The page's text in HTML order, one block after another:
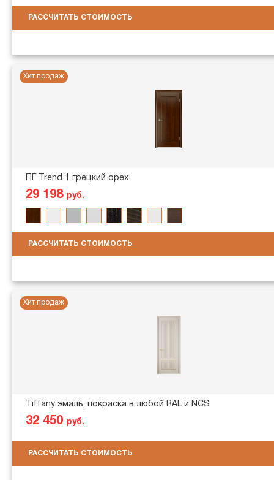
РАССЧИТАТЬ СТОИМОСТЬ
Хит продаж
ПГ Trend 1 грецкий орех
29 198 руб.
РАССЧИТАТЬ СТОИМОСТЬ
Хит продаж
Tiffany эмаль, покраска в любой RAL и NCS
32 450 руб.
РАССЧИТАТЬ СТОИМОСТЬ